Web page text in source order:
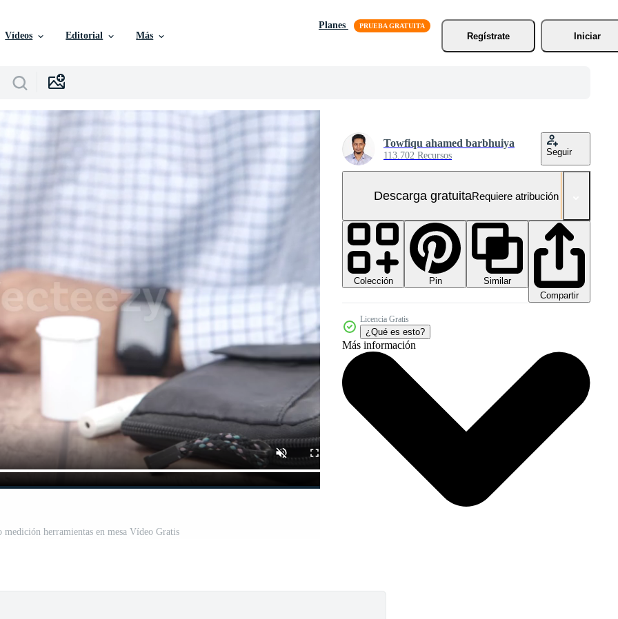
Vídeos Editorial Más
Planes
Regístrate
Iniciar
herramientas en mesa Vídeo Gratis
Towfiqu ahamed barbhuiya
113.702 Recursos Seguir
Descarga gratuitaRequiere atribución
Colección Pin
Similar
Compartir
Licencia Gratis
¿Qué es esto?
Más información